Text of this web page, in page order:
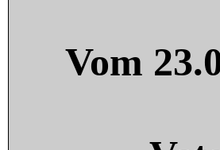
Vom